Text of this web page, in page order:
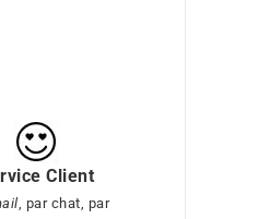
Client
, par chat, par